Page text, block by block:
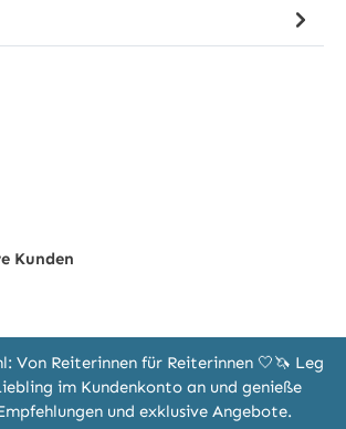
Kunden
Von Reiterinnen für Reiterinnen 🤍🦄 Leg
im Kundenkonto an und genieße
und exklusive Angebote.